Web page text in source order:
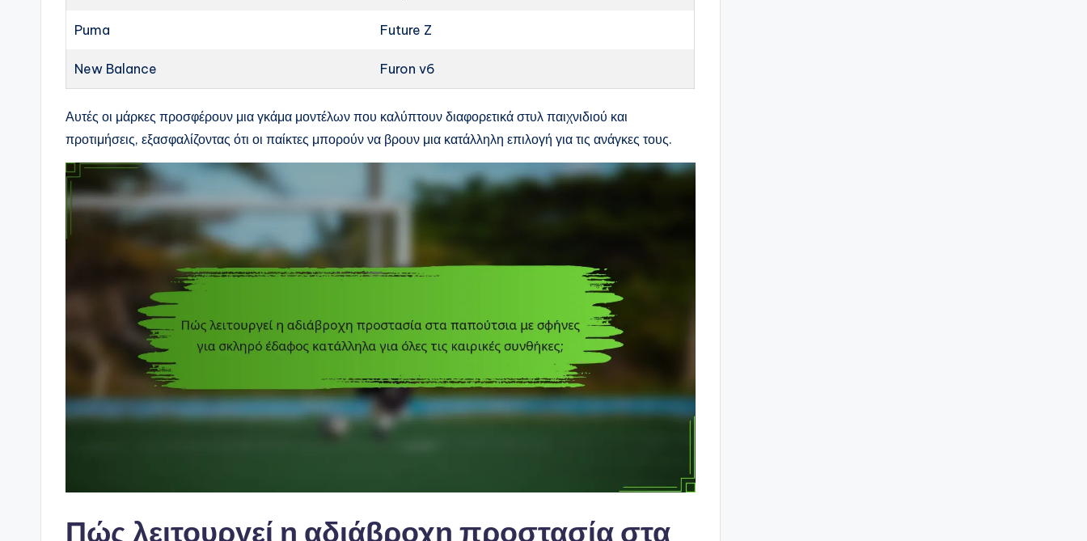
Puma Future Z
New Balance Furon v6
Αυτές οι μάρκες προσφέρουν μια γκάμα μοντέλων που καλύπτουν διαφορετικά στυλ παιχνιδιού και
προτιμήσεις, εξασφαλίζοντας ότι οι παίκτες μπορούν να βρουν μια κατάλληλη επιλογή για τις ανάγκες τους.
Πώς λειτουργεί η αδιάβροχη προστασία στα